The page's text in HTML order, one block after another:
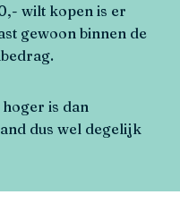
wilt kopen is er
gewoon binnen de
is dan
dus wel degelijk